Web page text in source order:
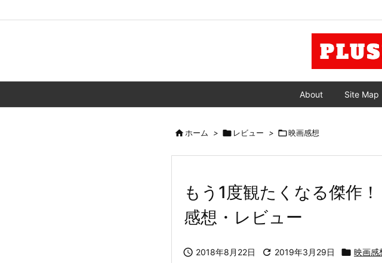
About Site Map
ホーム >  レビュー > 映画感想
もう1度観たくなる傑作
感想・レビュー
 2018年8月22日  2019年3月29日  映画感